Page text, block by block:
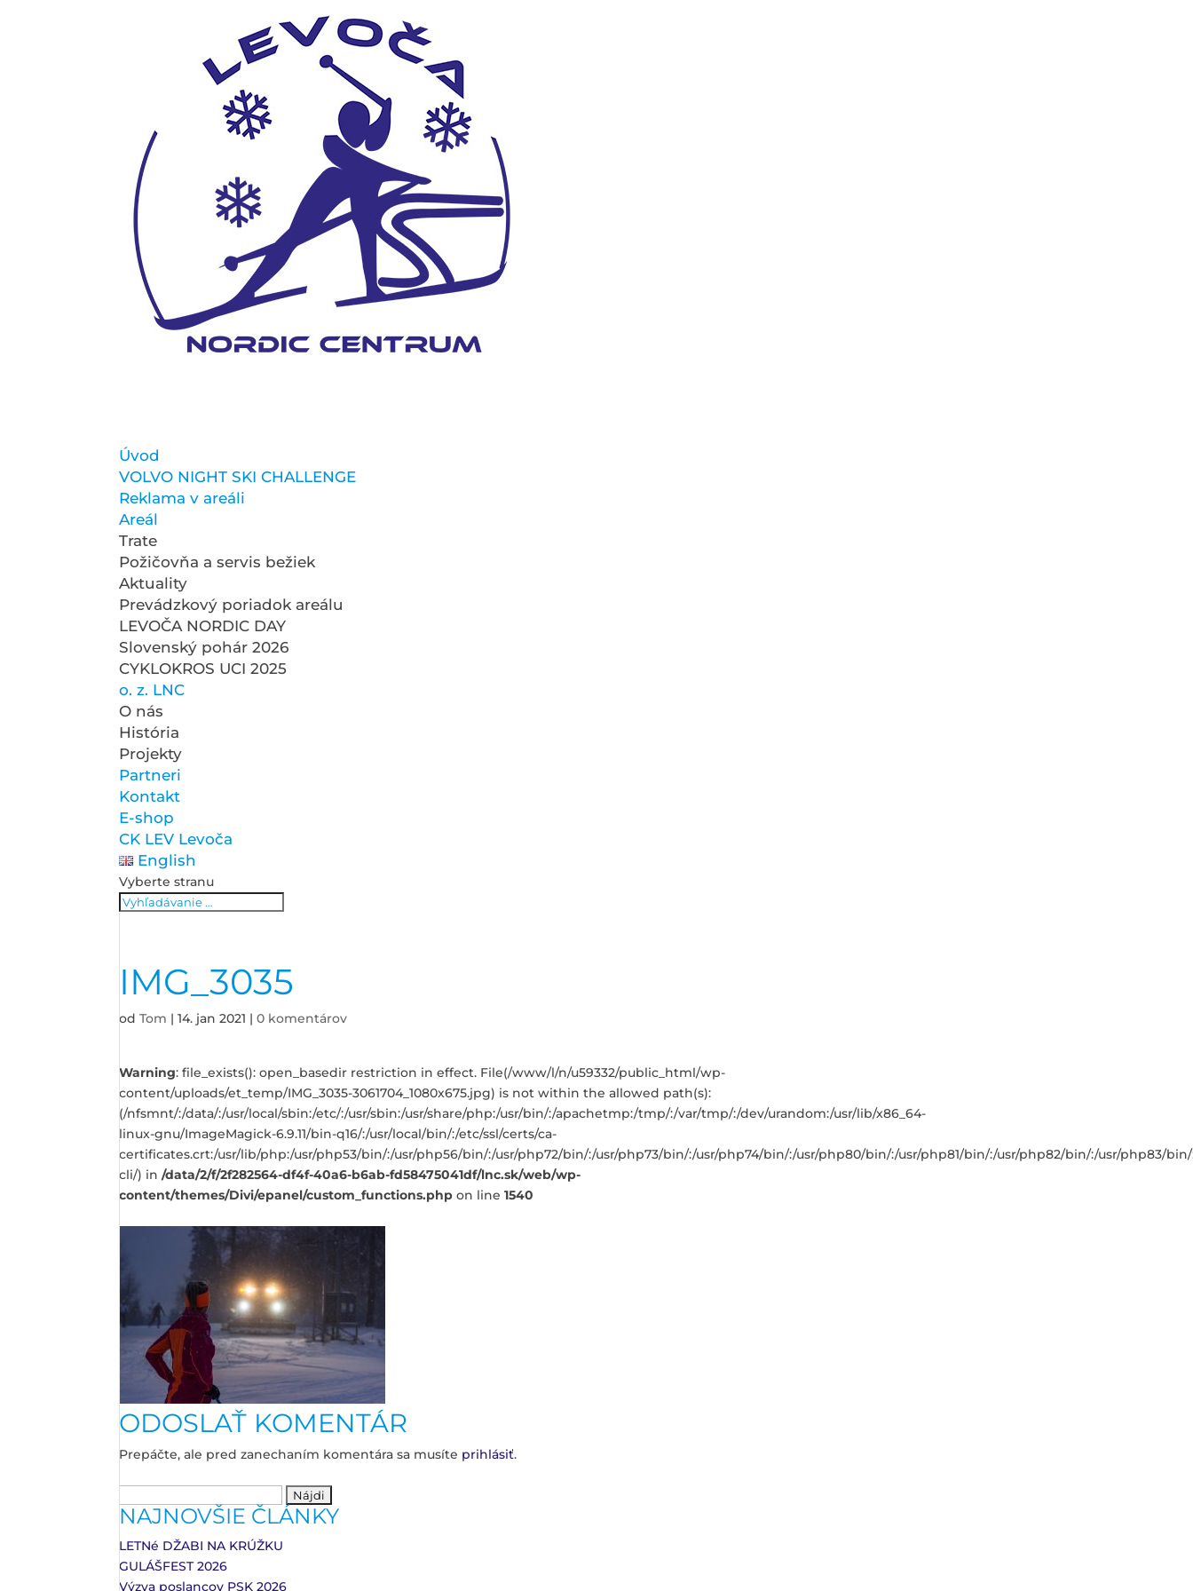
Úvod
VOLVO NIGHT SKI CHALLENGE
Reklama v areáli
Areál
Trate
Požičovňa a servis bežiek
Aktuality
Prevádzkový poriadok areálu
LEVOČA NORDIC DAY
Slovenský pohár 2026
CYKLOKROS UCI 2025
o. z. LNC
O nás
História
Projekty
Partneri
Kontakt
E-shop
CK LEV Levoča
English
Vyberte stranu
IMG_3035
odTom |14. jan 2021 |0 komentárov
Warning: file_exists(): open_basedir restriction in effect. File(/www/l/n/u59332/public_html/wp-
content/uploads/et_temp/IMG_3035-3061704_1080x675.jpg) is not within the allowed path(s):
(/nfsmnt/:/data/:/usr/local/sbin:/etc/:/usr/sbin:/usr/share/php:/usr/bin/:/apachetmp:/tmp/:/var/tmp/:/dev/urandom:/usr/lib/x86_64-
linux-gnu/ImageMagick-6.9.11/bin-q16/:/usr/local/bin/:/etc/ssl/certs/ca-
certificates.crt:/usr/lib/php:/usr/php53/bin/:/usr/php56/bin/:/usr/php72/bin/:/usr/php73/bin/:/usr/php74/bin/:/usr/php80/bin/:/usr/php81/bin/:/usr/php82/bin/:/usr/php83/
cli/) in/data/2/f/2f282564-df4f-40a6-b6ab-fd58475041df/lnc.sk/web/wp-
content/themes/Divi/epanel/custom_functions.php on line1540
ODOSLAŤ KOMENTÁR
Prepáčte, ale pred zanechaním komentára sa musíte prihlásiť.
NAJNOVŠIE ČLÁNKY
LETNé DŽABI NA KRÚŽKU
GULÁŠFEST 2026
Výzva poslancov PSK 2026